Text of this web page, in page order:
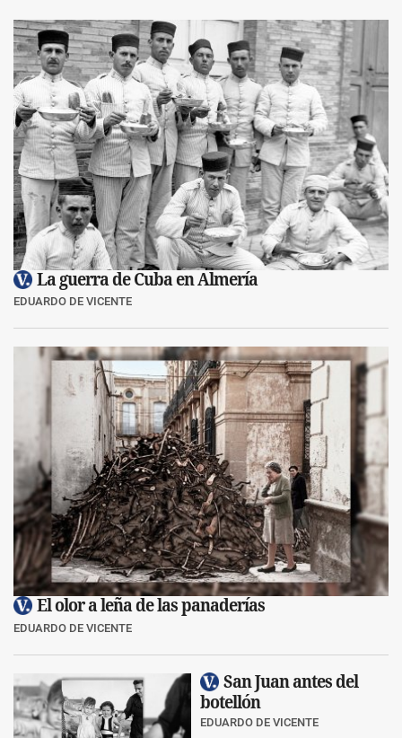
La guerra de Cuba en Almería
EDUARDO DE VICENTE
El olor a leña de las panaderías
EDUARDO DE VICENTE
San Juan antes del
botellón
EDUARDO DE VICENTE